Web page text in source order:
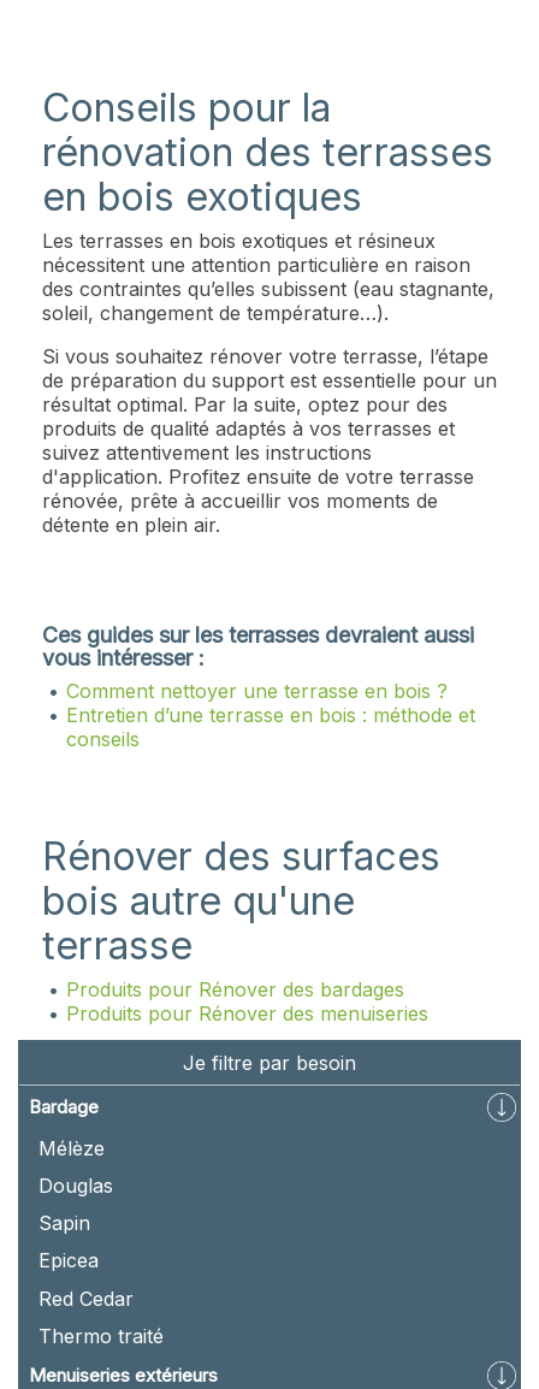
Je filtre par besoin
Bardage
Mélèze
Douglas
Sapin
Epicea
Red Cedar
Thermo traité
Menuiseries extérieurs
Conseils pour la
rénovation des terrasses
en bois exotiques
Les terrasses en bois exotiques et résineux
nécessitent une attention particulière en raison
des contraintes qu’elles subissent (eau stagnante,
soleil, changement de température…).
Si vous souhaitez rénover votre terrasse, l’étape
de préparation du support est essentielle pour un
résultat optimal. Par la suite, optez pour des
produits de qualité adaptés à vos terrasses et
suivez attentivement les instructions
d'application. Profitez ensuite de votre terrasse
rénovée, prête à accueillir vos moments de
détente en plein air.
Ces guides sur les terrasses devraient aussi
vous intéresser :
Comment nettoyer une terrasse en bois ?
Entretien d’une terrasse en bois : méthode et
conseils
Rénover des surfaces
bois autre qu'une
terrasse
Produits pour Rénover des bardages
Produits pour Rénover des menuiseries